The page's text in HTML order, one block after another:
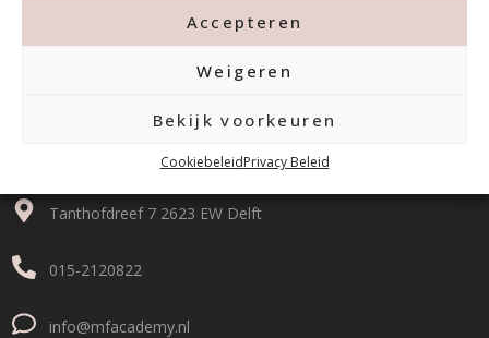
Accepteren
Weigeren
Bekijk voorkeuren
CookiebeleidPrivacy Beleid
Tanthofdreef 7 2623 EW Delft
015-2120822
info@mfacademy.nl